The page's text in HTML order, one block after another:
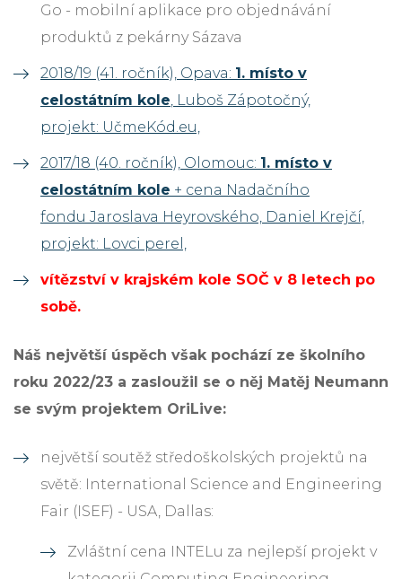
Go - mobilní aplikace pro objednávání
produktů z pekárny Sázava
2018/19 (41. ročník), Opava: 1. místo v
celostátním kole , Luboš Zápotočný,
projekt: UčmeKód.eu,
2017/18 (40. ročník), Olomouc: 1. místo v
celostátním kole + cena Nadačního
fondu Jaroslava Heyrovského, Daniel Krejčí,
projekt: Lovci perel,
vítězství v krajském kole SOČ v 8 letech po
sobě.
Náš největší úspěch však pochází ze školního
roku 2022/23 a zasloužil se o něj Matěj Neumann
se svým projektem OriLive:
největší soutěž středoškolských projektů na
světě: International Science and Engineering
Fair (ISEF) - USA, Dallas:
Zvláštní cena INTELu za nejlepší projekt v